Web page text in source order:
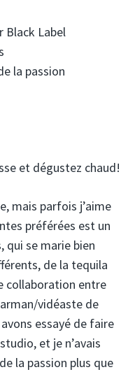
Black Label
la passion
et dégustez chaud!
mais parfois j’aime
préférées est un
qui se marie bien
de la tequila
collaboration entre
vidéaste de
essayé de faire
et je n’avais
la passion plus que